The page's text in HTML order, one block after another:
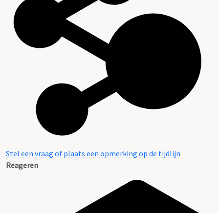
Stel een vraag of plaats een opmerking op de tijdlijn
Reageren